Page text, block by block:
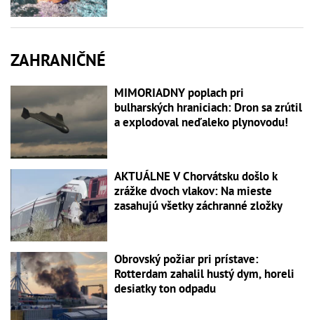
ZAHRANIČNÉ
MIMORIADNY poplach pri
bulharských hraniciach: Dron sa zrútil
a explodoval neďaleko plynovodu!
AKTUÁLNE V Chorvátsku došlo k
zrážke dvoch vlakov: Na mieste
zasahujú všetky záchranné zložky
Obrovský požiar pri prístave:
Rotterdam zahalil hustý dym, horeli
desiatky ton odpadu